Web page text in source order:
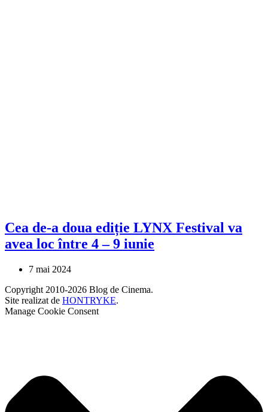
Cea de-a doua ediție LYNX Festival va
avea loc între 4 – 9 iunie
7 mai 2024
Copyright 2010-2026 Blog de Cinema.
Site realizat de HONTRYKE.
Manage Cookie Consent